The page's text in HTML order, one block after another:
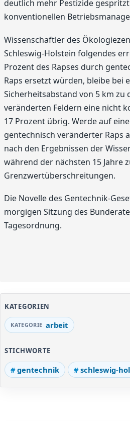
deutlich mehr Pestizide
konventionellen
Wissenschaftler des
Schleswig-Holstein folgendes
Prozent des Rapses durch
Raps ersetzt würden, bleibe bei
Sicherheitsabstand von 5 km zu
veränderten Feldern eine nicht
17 Prozent übrig. Werde auf
gentechnisch veränderter Raps
nach den Ergebnissen der
während der nächsten 15 Jahre
Grenzwertüberschreitungen.
Die Novelle des Gentechnik-
morgigen Sitzung des
Tagesordnung.
KATEGORIEN
arbeit
STICHWORTE
gentechnik schleswig-